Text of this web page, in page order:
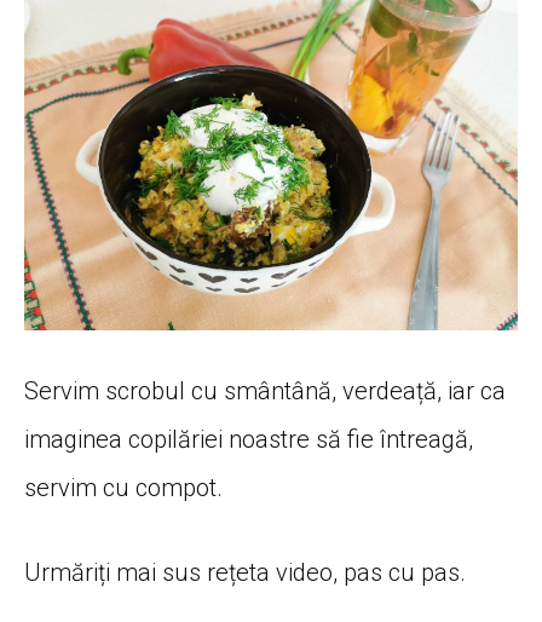
Servim scrobul cu smântână, verdeață, iar ca
imaginea copilăriei noastre să fie întreagă,
servim cu compot.
Urmăriți mai sus rețeta video, pas cu pas.